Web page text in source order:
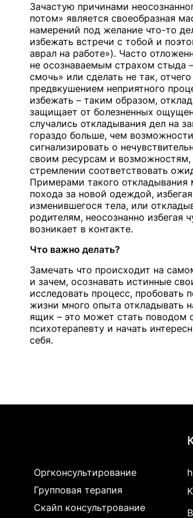
Зачастую причинами
потом» является своеобразная
намерений под желание что-то
избежать встречи с тобой и
аврал на работе»). Часто
не осознаваемым страхом стыда
смочь» или сделать не так,
предвкушением неприятного
избежать – таким образом,
защищает от болезненных
случались откладывания дел на
гораздо больше, чем
сигнализировать о
своим ресурсам и
стремлении соответствовать
Примерами такого откладывания
похода за новой одеждой,
изменившегося тела, или
родителям, неосознанно избегая
возникает в контакте.
Что важно делать?
Замечать что происходит на
и зачем, осознавать истинные
исследовать процесс, пробовать
жизни много опыта откладывать
ящик – это может стать поводом
психотерапевту и начать
себя.
Оргконсультирование
Групповая терапия
Скайп консультрование